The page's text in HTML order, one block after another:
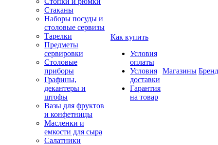
Стаканы
Наборы посуды и
столовые сервизы
Тарелки
Предметы
сервировки
Столовые
приборы
Графины,
декантеры и
штофы
Вазы для фруктов
и конфетницы
Масленки и
емкости для сыра
Салатники
Как купить
Условия
оплаты
Условия
доставки
Гарантия
на товар
Магазины